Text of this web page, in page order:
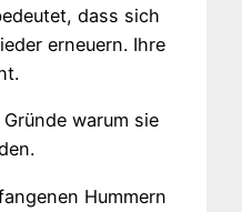
dass sich
erneuern. Ihre
warum sie
Hummern